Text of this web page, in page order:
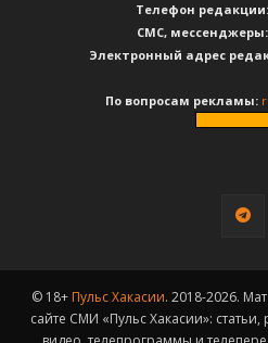
Телефон редакции:
CМС, мессенджеры:
Электронный адрес
По вопросам рекламы:
© 18+ Пульс Хакасии. 2018-2026.
сайте СМИ «Пульс Хакасии»: